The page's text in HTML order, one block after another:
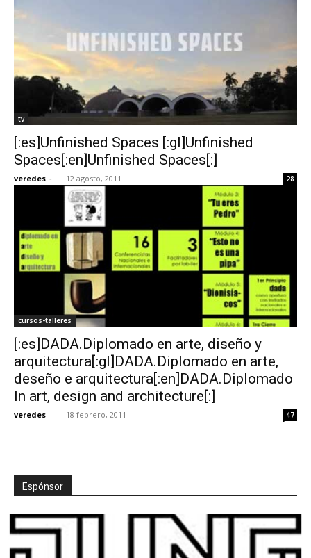
tv
[:es]Unfinished Spaces [:gl]Unfinished
Spaces[:en]Unfinished Spaces[:]
veredes - 12 agosto, 2011 28
cursos-talleres
[:es]DADA.Diplomado en arte, diseño y
arquitectura[:gl]DADA.Diplomado en arte,
deseño e arquitectura[:en]DADA.Diplomado
In art, design and architecture[:]
veredes - 18 febrero, 2011 47
Espónsor